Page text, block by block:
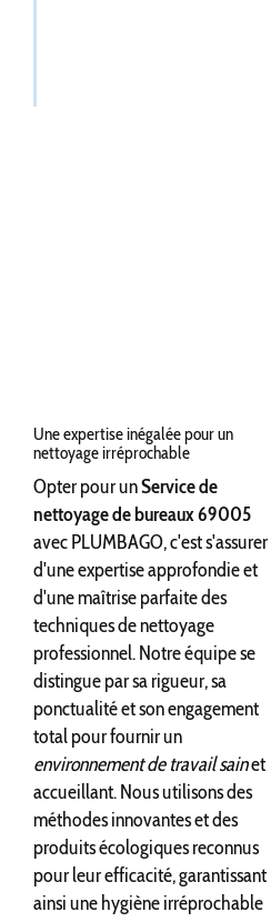
Une expertise inégalée pour un
nettoyage irréprochable
Opter pour unService de
nettoyage de bureaux 69005
avec PLUMBAGO, c'est s'assurer
d'une expertise approfondie et
d'une maîtrise parfaite des
techniques de nettoyage
professionnel. Notre équipe se
distingue par sa rigueur, sa
ponctualité et son engagement
total pour fournir un
environnement de travail sainet
accueillant. Nous utilisons des
méthodes innovantes et des
produits écologiques reconnus
pour leur efficacité, garantissant
ainsi une hygiène irréprochable